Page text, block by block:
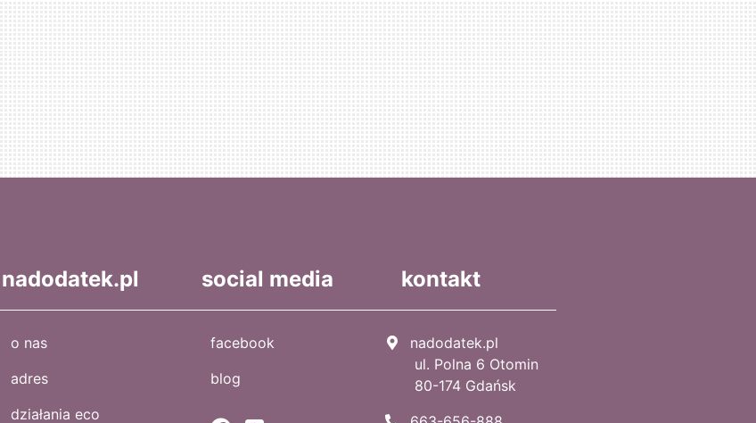
nadodatek.pl
o nas
adres
działania eco
social media
facebook
blog
kontakt
nadodatek.pl
ul. Polna 6 Otomin
80-174 Gdańsk